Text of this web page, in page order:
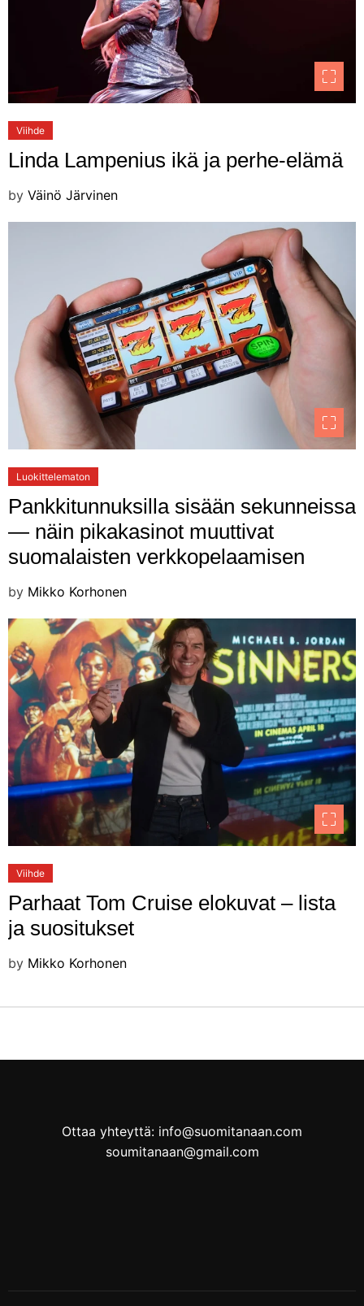
Viihde
Linda Lampenius ikä ja perhe-elämä
by Väinö Järvinen
Luokittelematon
Pankkitunnuksilla sisään sekunneissa
— näin pikakasinot muuttivat
suomalaisten verkkopelaamisen
by Mikko Korhonen
Viihde
Parhaat Tom Cruise elokuvat – lista
ja suositukset
by Mikko Korhonen
Ottaa yhteyttä: info@suomitanaan.com
soumitanaan@gmail.com